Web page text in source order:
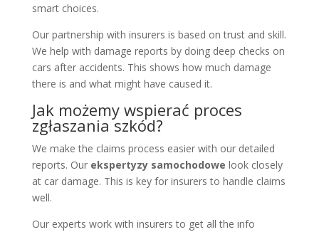
smart choices.
Our partnership with insurers is based on trust and skill.
We help with damage reports by doing deep checks on
cars after accidents. This shows how much damage
there is and what might have caused it.
Jak możemy wspierać proces
zgłaszania szkód?
We make the claims process easier with our detailed
reports. Our ekspertyzy samochodowe look closely
at car damage. This is key for insurers to handle claims
well.
Our experts work with insurers to get all the info